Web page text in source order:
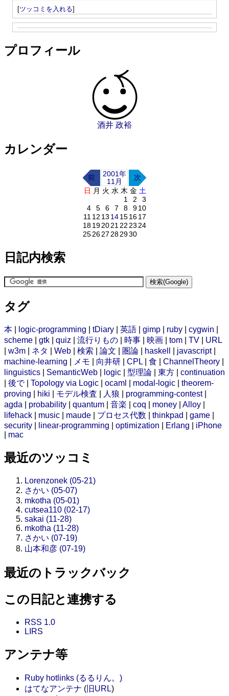
[ツッコミを入れる]
プロフィール
酒井 政裕
カレンダー
前
2001年
11月
次
日 月 火 水 木 金 土
1
2
3
4
5 6 7 8 910
11 12 13 14151617
18192021 22 23 24
252627 282930
日記内検索
タグ
本 logic-programming tDiary 英語 gimp ruby cygwin
scheme
gtk quiz 流行りもの 時事 映画 tom TV
URL
w3m ネタ Web 検索 論文 圏論 haskell javascript|
machine-learning
メモ 向井研 CPL| 食 ChannelTheory
linguistics
SemanticWeb logic 型理論 東方
continuation
後で| Topology via Logic ocaml modal-logic
theorem-
proving
hiki モデル検査 人狼 programming-contest|
agda
probability quantum 音楽 coq money Alloy
lifehack
music maude プロセス代数 thinkpad game
security
linear-programming optimization Erlang
iPhone
mac
最近のツッコミ
Lorenzonek (05-21)
さかい (05-07)
mkotha (05-01)
cutsea110 (02-17)
sakai (11-28)
mkotha (11-28)
さかい (07-19)
山本和彦 (07-19)
最近のトラックバック
この日記と連携する
RSS 1.0
LIRS
アンテナ等
Ruby hotlinks (るるりん。)
はてなアンテナ ( 旧URL)